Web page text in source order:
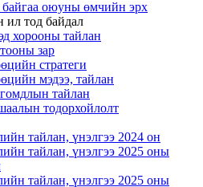
оюуны өмчийн эрх
тод байдал
хорооны тайлан
зар
стратеги
мэдээ, тайлан
тайлан
тодорхойлолт
тайлан, үнэлгээ 2024 он
тайлан, үнэлгээ 2025 оны
тайлан, үнэлгээ 2025 оны